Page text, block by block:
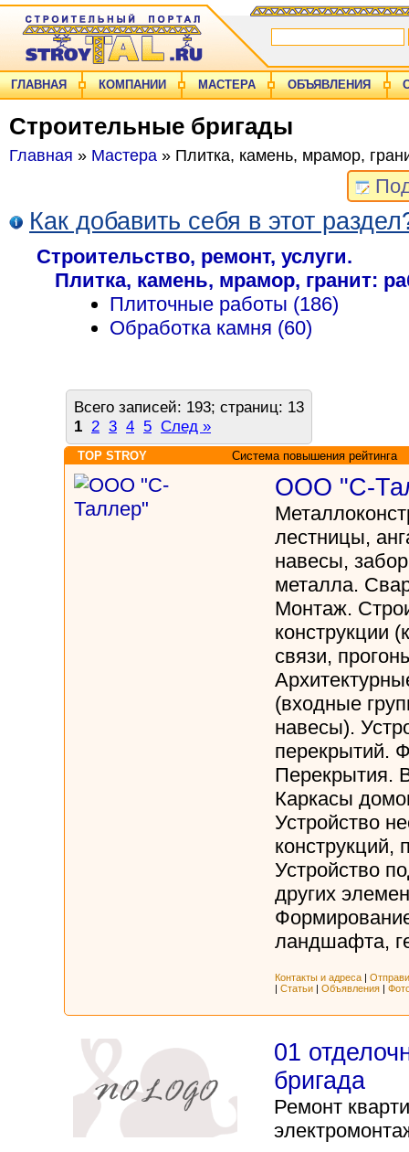
ГЛАВНАЯ КОМПАНИИ МАСТЕРА ОБЪЯВЛЕНИЯ
Строительные бригады
Главная » Мастера » Плитка, камень, мрамор,
Как добавить себя в этот
Строительство, ремонт, услуги.
Плитка, камень, мрамор, гранит:
Плиточные работы (186)
Обработка камня (60)
Всего записей: 193; страниц: 13
1 2 3 4 5 След »
TOP STROY Система повышения рейтинга
ООО "С-
лестницы,
навесы,
металла.
Монтаж.
конструкции
связи,
(входные
навесы).
перекрытий.
Перекрытия.
Каркасы
Устройство
конструкций,
Устройство
других
ландшафта,
Контакты и адреса |
| Статьи | Объявления |
01
бригада
Ремонт